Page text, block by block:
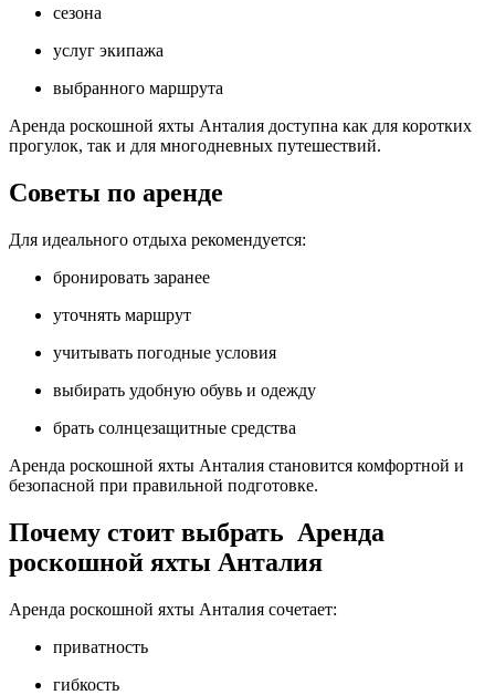
сезона
услуг экипажа
выбранного маршрута
Аренда роскошной яхты Анталия доступна как для коротких
прогулок, так и для многодневных путешествий.
Советы по аренде
Для идеального отдыха рекомендуется:
бронировать заранее
уточнять маршрут
учитывать погодные условия
выбирать удобную обувь и одежду
брать солнцезащитные средства
Аренда роскошной яхты Анталия становится комфортной и
безопасной при правильной подготовке.
Почему стоит выбрать Аренда
роскошной яхты Анталия
Аренда роскошной яхты Анталия сочетает:
приватность
гибкость